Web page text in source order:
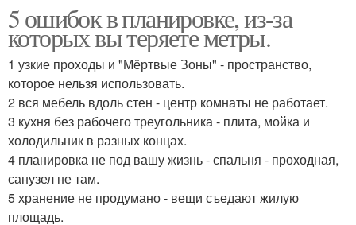
5 ошибок в планировке, из-за
которых вы теряете метры.
1 узкие проходы и "Мёртвые Зоны" - пространство,
которое нельзя использовать.
2 вся мебель вдоль стен - центр комнаты не работает.
3 кухня без рабочего треугольника - плита, мойка и
холодильник в разных концах.
4 планировка не под вашу жизнь - спальня - проходная,
санузел не там.
5 хранение не продумано - вещи съедают жилую
площадь.